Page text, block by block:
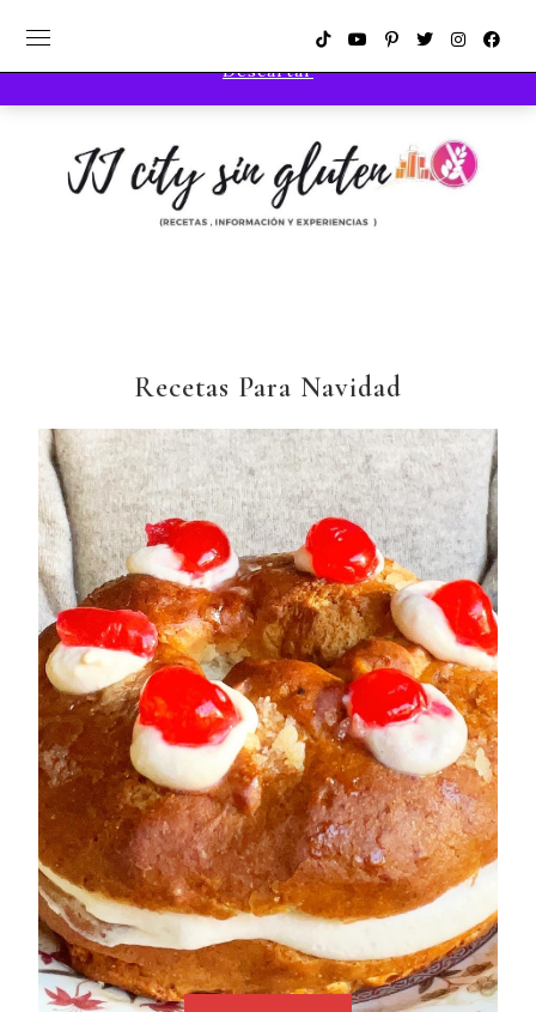
Recetas Para Navidad
Compra los productos más utilizados en las recetas
Descartar